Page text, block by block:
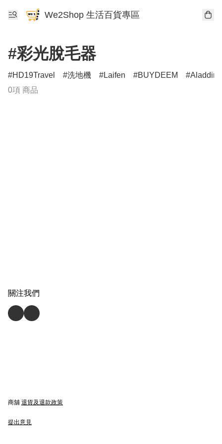
We2Shop 生活百貨專區
#彩光脫毛器
HD19Travel 洗地機 Laifen BUYDEEM
Aladdin
0項 商品
關注我們
商舖 退貨及退款政策
提出意見